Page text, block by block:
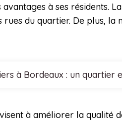
à ses résidents.
du quartier. De plus,
à Bordeaux : un quartier
à améliorer la qualité